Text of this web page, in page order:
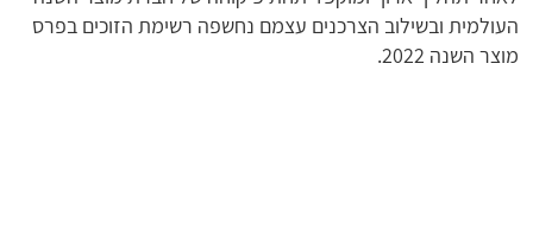
העולמית ובשילוב הצרכנים עצמם נחשפה רשימת הזוכים בפרס
מוצר השנה 2022.